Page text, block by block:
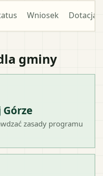
Wniosek Dotacja
gminy
Górze
zasady programu